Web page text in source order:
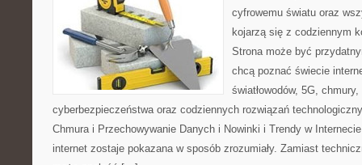
cyfrowemu światu oraz
kojarzą się z codziennym
Strona może być
chcą poznać świecie
światłowodów, 5G,
cyberbezpieczeństwa oraz codziennych rozwiązań
Chmura i Przechowywanie Danych i Nowinki i Trendy w
internet zostaje pokazana w sposób zrozumiały. Zamiast